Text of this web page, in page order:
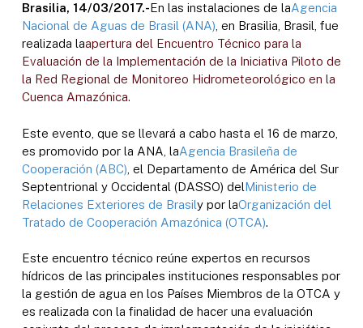
Brasilia, 14/03/2017.-En las instalaciones de laAgencia
Nacional de Aguas de Brasil (ANA) , en Brasilia, Brasil, fue
realizada laapertura del Encuentro Técnico para la
Evaluación de la Implementación de la Iniciativa Piloto de
la Red Regional de Monitoreo Hidrometeorológico en la
Cuenca Amazónica.
Este evento, que se llevará a cabo hasta el 16 de marzo,
es promovido por la ANA, laAgencia Brasileña de
Cooperación (ABC) , el Departamento de América del Sur
Septentrional y Occidental (DASSO) delMinisterio de
Relaciones Exteriores de Brasily por laOrganización del
Tratado de Cooperación Amazónica (OTCA).
Este encuentro técnico reúne expertos en recursos
hídricos de las principales instituciones responsables por
la gestión de agua en los Países Miembros de la OTCA y
es realizada con la finalidad de hacer una evaluación